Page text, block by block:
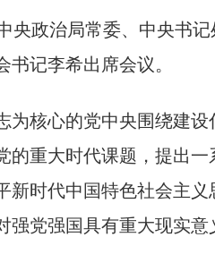
政治局常委、中央书记
记李希出席会议。
核心的党中央围绕建设
重大时代课题，提出一
时代中国特色社会主
党强国具有重大现实意